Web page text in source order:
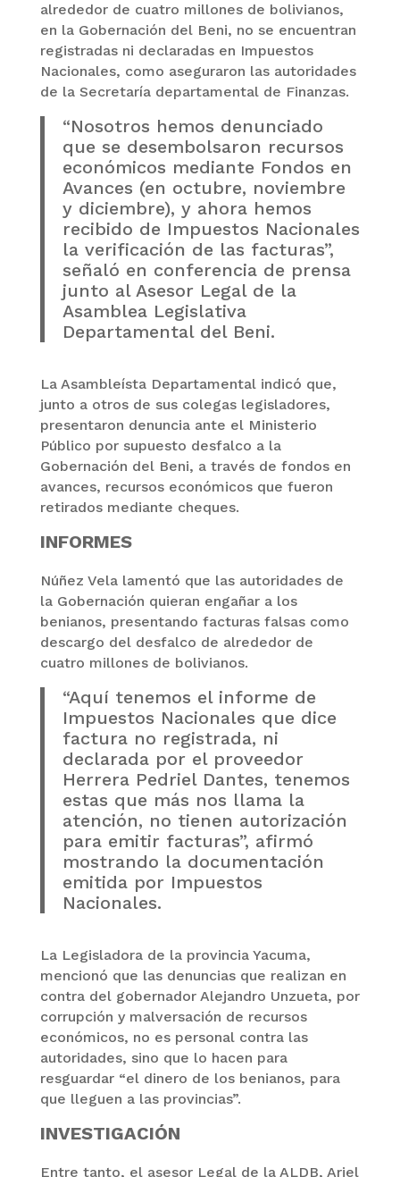
alrededor de cuatro millones de bolivianos,
en la Gobernación del Beni, no se encuentran
registradas ni declaradas en Impuestos
Nacionales, como aseguraron las autoridades
de la Secretaría departamental de Finanzas.
“Nosotros hemos denunciado
que se desembolsaron recursos
económicos mediante Fondos en
Avances (en octubre, noviembre
y diciembre), y ahora hemos
recibido de Impuestos Nacionales
la verificación de las facturas”,
señaló en conferencia de prensa
junto al Asesor Legal de la
Asamblea Legislativa
Departamental del Beni.
La Asambleísta Departamental indicó que,
junto a otros de sus colegas legisladores,
presentaron denuncia ante el Ministerio
Público por supuesto desfalco a la
Gobernación del Beni, a través de fondos en
avances, recursos económicos que fueron
retirados mediante cheques.
INFORMES
Núñez Vela lamentó que las autoridades de
la Gobernación quieran engañar a los
benianos, presentando facturas falsas como
descargo del desfalco de alrededor de
cuatro millones de bolivianos.
“Aquí tenemos el informe de
Impuestos Nacionales que dice
factura no registrada, ni
declarada por el proveedor
Herrera Pedriel Dantes, tenemos
estas que más nos llama la
atención, no tienen autorización
para emitir facturas”, afirmó
mostrando la documentación
emitida por Impuestos
Nacionales.
La Legisladora de la provincia Yacuma,
mencionó que las denuncias que realizan en
contra del gobernador Alejandro Unzueta, por
corrupción y malversación de recursos
económicos, no es personal contra las
autoridades, sino que lo hacen para
resguardar “el dinero de los benianos, para
que lleguen a las provincias”.
INVESTIGACIÓN
Entre tanto, el asesor Legal de la ALDB, Ariel